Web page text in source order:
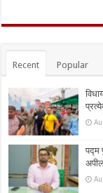
Recent Popular
पद्म